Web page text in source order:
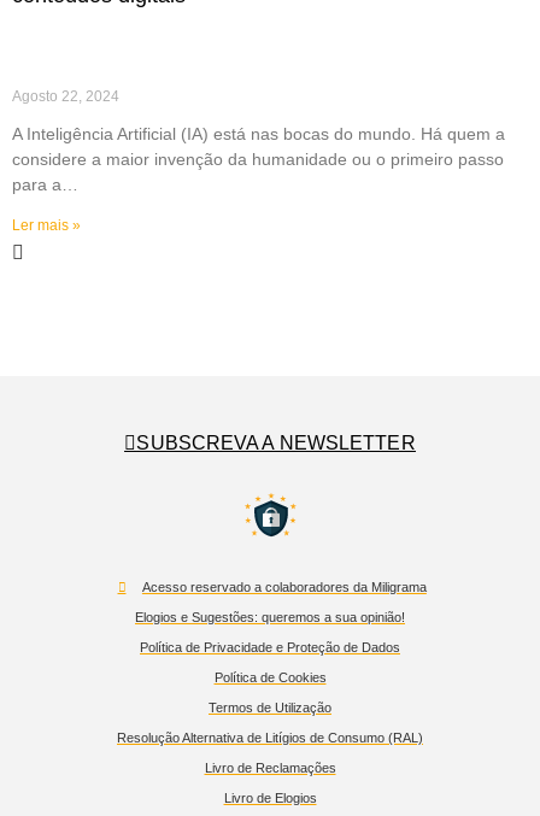
Agosto 22, 2024
A Inteligência Artificial (IA) está nas bocas do mundo. Há quem a
considere a maior invenção da humanidade ou o primeiro passo
para a…
Ler mais »
SUBSCREVA A NEWSLETTER
Acesso reservado a colaboradores da Miligrama
Elogios e Sugestões: queremos a sua opinião!
Política de Privacidade e Proteção de Dados
Política de Cookies
Termos de Utilização
Resolução Alternativa de Litígios de Consumo (RAL)
Livro de Reclamações
Livro de Elogios